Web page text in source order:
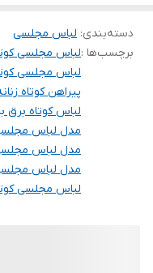
تعویض سایز دارد.
دسته‌بندی: لباس مجلسی
برچسب‌ها :لباس مجلسی
لباس مجلسی
پیراهن کوتاه
لباس کوتاه برق
مدل لباس
مدل لباس مجلسی
مدل لباس
لباس مجلسی